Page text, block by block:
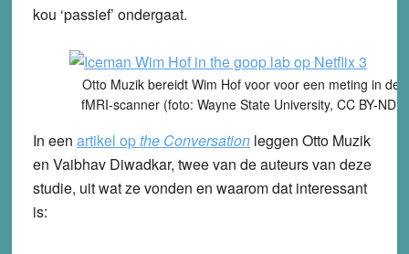
kou ‘passief’ ondergaat.
Otto Muzik bereidt Wim Hof voor voor een meting in de
fMRI-scanner (foto: Wayne State University, CC BY-ND)
In een artikel opthe Conversationleggen Otto Muzik
en Vaibhav Diwadkar, twee van de auteurs van deze
studie, uit wat ze vonden en waarom dat interessant
is: